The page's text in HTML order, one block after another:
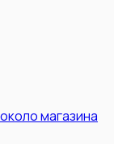
магазина